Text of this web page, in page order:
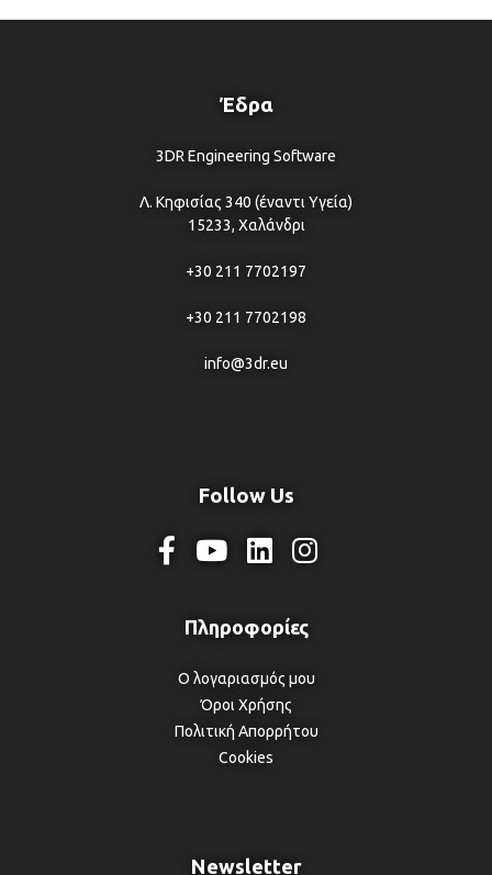
Έδρα
3DR Engineering Software
Λ. Κηφισίας 340 (έναντι Υγεία)
15233, Χαλάνδρι
+30 211 7702197
+30 211 7702198
info@3dr.eu
Follow Us
Ο λογαριασμός μου
Όροι Χρήσης
Πολιτική Απορρήτου
Cookies
Newsletter